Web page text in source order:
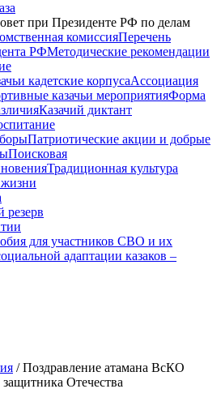
при Президенте РФ по делам
комиссияПеречень
РФМетодические рекомендации
кадетские корпусаАссоциация
казачьи мероприятияФорма
Казачий диктант
Патриотические акции и добрые
Поисковая
Традиционная культура
для участников СВО и их
адаптации казаков –
/ Поздравление атамана ВсКО
Отечества